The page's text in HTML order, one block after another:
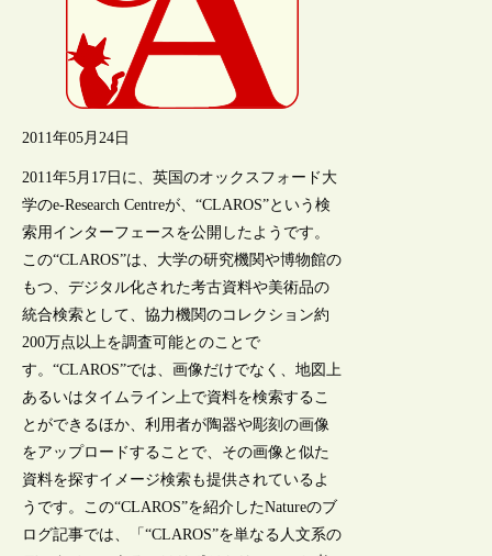
2011年05月24日
2011年5月17日に、英国のオックスフォード大
学のe-Research Centreが、“CLAROS”という検
索用インターフェースを公開したようです。
この“CLAROS”は、大学の研究機関や博物館の
もつ、デジタル化された考古資料や美術品の
統合検索として、協力機関のコレクション約
200万点以上を調査可能とのことで
す。“CLAROS”では、画像だけでなく、地図上
あるいはタイムライン上で資料を検索するこ
とができるほか、利用者が陶器や彫刻の画像
をアップロードすることで、その画像と似た
資料を探すイメージ検索も提供されているよ
うです。この“CLAROS”を紹介したNatureのブ
ログ記事では、「“CLAROS”を単なる人文系の